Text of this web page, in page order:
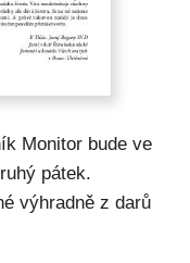
Monitor bude ve
pátek.
výhradně z darů